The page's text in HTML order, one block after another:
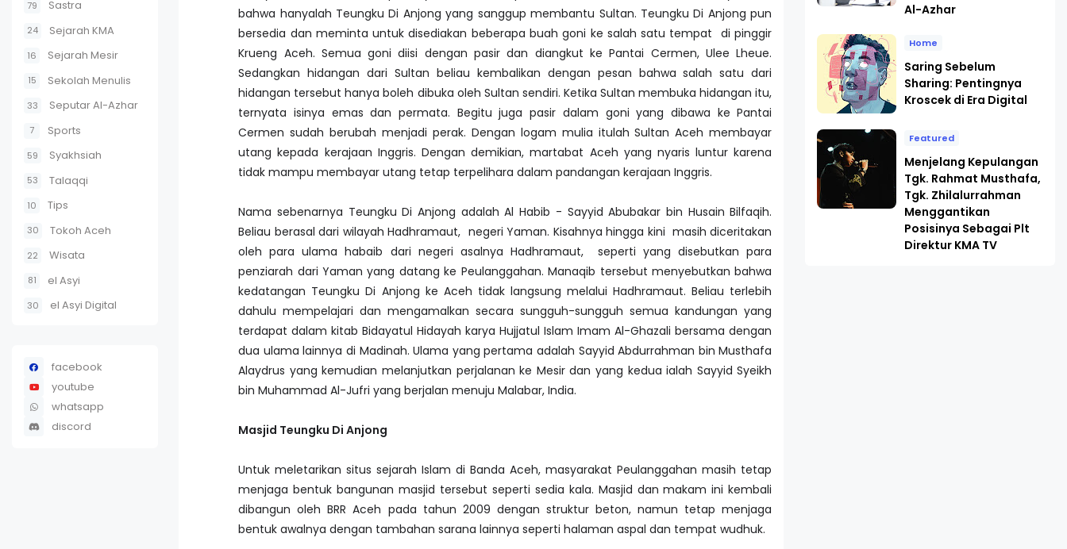
79 Sastra
24 Sejarah KMA
16 Sejarah Mesir
15 Sekolah Menulis
33 Seputar Al-Azhar
7 Sports
59 Syakhsiah
53 Talaqqi
10 Tips
30 Tokoh Aceh
22 Wisata
81 el Asyi
30 el Asyi Digital
facebook
youtube
whatsapp
discord
bahwa hanyalah Teungku Di Anjong yang sanggup membantu Sultan. Teungku Di Anjong pun
bersedia dan meminta untuk disediakan beberapa buah goni ke salah satu tempat di pinggir
Krueng Aceh. Semua goni diisi dengan pasir dan diangkut ke Pantai Cermen, Ulee Lheue.
Sedangkan hidangan dari Sultan beliau kembalikan dengan pesan bahwa salah satu dari
hidangan tersebut hanya boleh dibuka oleh Sultan sendiri. Ketika Sultan membuka hidangan itu,
ternyata isinya emas dan permata. Begitu juga pasir dalam goni yang dibawa ke Pantai
Cermen sudah berubah menjadi perak. Dengan logam mulia itulah Sultan Aceh membayar
utang kepada kerajaan Inggris. Dengan demikian, martabat Aceh yang nyaris luntur karena
tidak mampu membayar utang tetap terpelihara dalam pandangan kerajaan Inggris.
Nama sebenarnya Teungku Di Anjong adalah Al Habib - Sayyid Abubakar bin Husain Bilfaqih.
Beliau berasal dari wilayah Hadhramaut, negeri Yaman. Kisahnya hingga kini masih diceritakan
oleh para ulama habaib dari negeri asalnya Hadhramaut, seperti yang disebutkan para
penziarah dari Yaman yang datang ke Peulanggahan. Manaqib tersebut menyebutkan bahwa
kedatangan Teungku Di Anjong ke Aceh tidak langsung melalui Hadhramaut. Beliau terlebih
dahulu mempelajari dan mengamalkan secara sungguh-sungguh semua kandungan yang
terdapat dalam kitab Bidayatul Hidayah karya Hujjatul Islam Imam Al-Ghazali bersama dengan
dua ulama lainnya di Madinah. Ulama yang pertama adalah Sayyid Abdurrahman bin Musthafa
Alaydrus yang kemudian melanjutkan perjalanan ke Mesir dan yang kedua ialah Sayyid Syeikh
bin Muhammad Al-Jufri yang berjalan menuju Malabar, India.
Masjid Teungku Di Anjong
Untuk meletarikan situs sejarah Islam di Banda Aceh, masyarakat Peulanggahan masih tetap
menjaga bentuk bangunan masjid tersebut seperti sedia kala. Masjid dan makam ini kembali
dibangun oleh BRR Aceh pada tahun 2009 dengan struktur beton, namun tetap menjaga
bentuk awalnya dengan tambahan sarana lainnya seperti halaman aspal dan tempat wudhuk.
Al-Azhar
Home
Saring Sebelum
Sharing: Pentingnya
Kroscek di Era Digital
Featured
Menjelang Kepulangan
Tgk. Rahmat Musthafa,
Tgk. Zhilalurrahman
Menggantikan
Posisinya Sebagai Plt
Direktur KMA TV